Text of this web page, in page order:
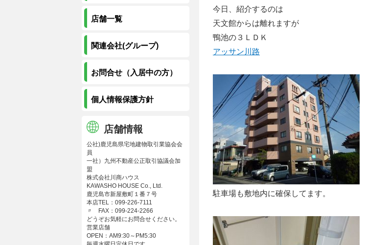
今日、紹介するのは
天文館からは離れますが
鴨池の３ＬＤＫ
アッサン川路
駐車場も敷地内に確保してます。
店舗一覧
関連会社(グループ)
お問合せ（入居中の方）
個人情報保護方針
店舗情報
公社)鹿児島県宅地建物取引業協会会
員
一社）九州不動産公正取引協議会加
盟
株式会社川商ハウス
KAWASHO HOUSE Co., Ltd.
鹿児島市新屋敷町１番７号
本店TEL：099-226-7111
〃 FAX：099-224-2266
どうぞお気軽にお問合せください。
営業店舗
OPEN：AM9:30～PM5:30